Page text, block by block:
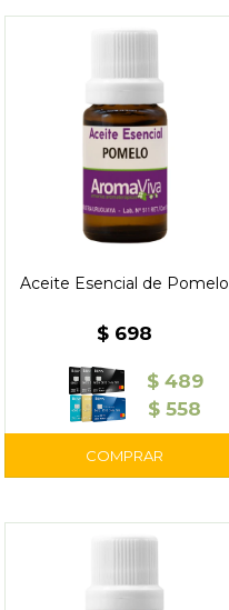
Aceite Esencial de Pomelo
$ 698
$ 489
$ 558